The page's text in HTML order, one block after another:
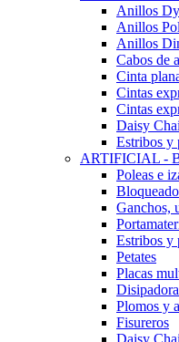
Anillos
Anillos
Anillos
Cabos de
Cinta
Cintas
Cintas
Daisy
Estribos y
ARTIFICIAL -
Poleas e
Ganchos,
Estribos y
Petates
Placas
Plomos y
Fisureros
Daisy